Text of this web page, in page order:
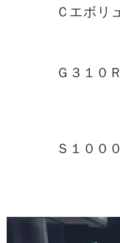
Ｃエボリュ
Ｇ３１０
Ｓ１０００